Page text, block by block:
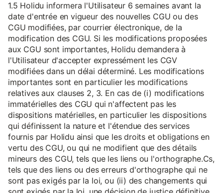
1.5 Holidu informera l'Utilisateur 6 semaines avant la
date d'entrée en vigueur des nouvelles CGU ou des
CGU modifiées, par courrier électronique, de la
modification des CGU. Si les modifications proposées
aux CGU sont importantes, Holidu demandera à
l'Utilisateur d'accepter expressément les CGV
modifiées dans un délai déterminé. Les modifications
importantes sont en particulier les modifications
relatives aux clauses 2, 3. En cas de (i) modifications
immatérielles des CGU qui n'affectent pas les
dispositions matérielles, en particulier les dispositions
qui définissent la nature et l'étendue des services
fournis par Holidu ainsi que les droits et obligations en
vertu des CGU, ou qui ne modifient que des détails
mineurs des CGU, tels que les liens ou l'orthographe.Cs,
tels que des liens ou des erreurs d'orthographe qui ne
sont pas exigés par la loi, ou (ii) des changements qui